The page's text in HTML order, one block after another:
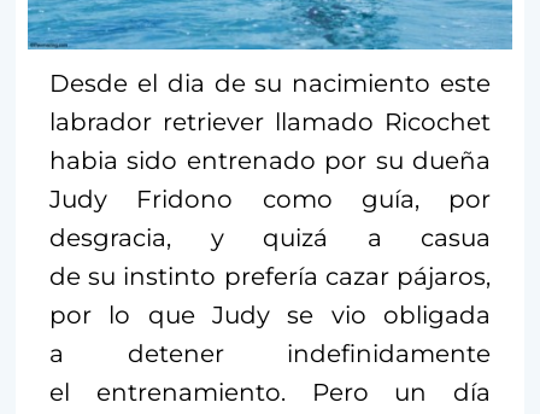
Desde el dia de su nacimiento este
labrador retriever llamado Ricochet
habia sido entrenado por su dueña
Judy Fridono como guía, por
desgracia, y quizá a casua
de su instinto prefería cazar pájaros,
por lo que Judy se vio obligada
a detener indefinidamente
el entrenamiento. Pero un día